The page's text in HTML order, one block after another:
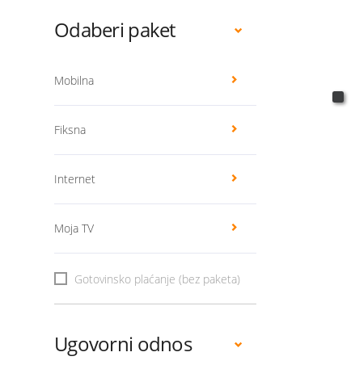
Odaberi paket
Mobilna
Fiksna
Internet
Moja TV
Gotovinsko plaćanje (bez paketa)
Ugovorni odnos